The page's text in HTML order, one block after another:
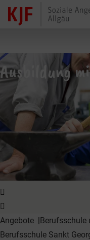
Ausbildung
Angebote
Berufsschule
Berufsschule Sankt